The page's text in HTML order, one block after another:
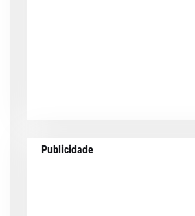
Publicidade